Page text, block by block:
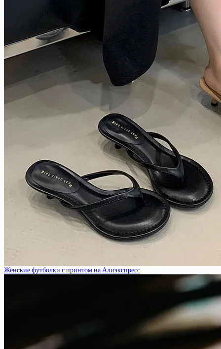
Женские футболки с принтом на Алиэкспресс